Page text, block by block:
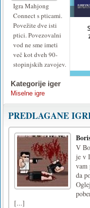
Igra Mahjong
Connect s pticami.
Povežite dve isti
ptici. Povezovalni
vod ne sme imeti
več kot dveh 90-
stopinjskih zavojev.
Kategorije iger
Miselne igre
PREDLAGANE
V
je v
vam
da
[...]